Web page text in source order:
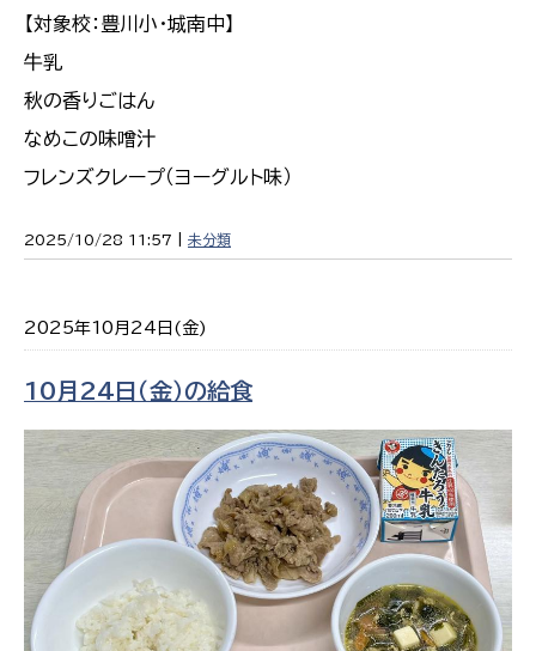
【対象校：豊川小・城南中】
牛乳
秋の香りごはん
なめこの味噌汁
フレンズクレープ（ヨーグルト味）
2025/10/28 11:57 | 未分類
2025年10月24日(金)
10月24日（金）の給食